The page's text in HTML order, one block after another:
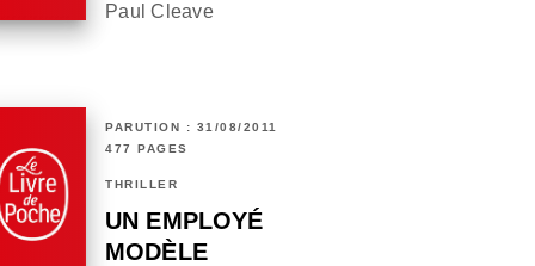
Paul Cleave
PARUTION : 31/08/2011
477 PAGES
THRILLER
UN EMPLOYÉ
MODÈLE